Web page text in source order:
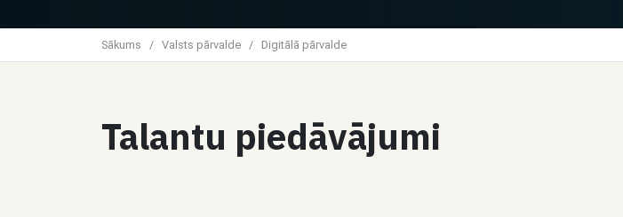
Sākums / Valsts pārvalde / Digitālā pārvalde
Talantu piedāvājumi